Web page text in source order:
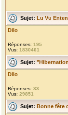
Sujet: Lu Vu
Dilo
Réponses: 195
Vus: 1830461
Sujet:
Dilo
Réponses: 33
Vus: 29851
Sujet: Bonne fête